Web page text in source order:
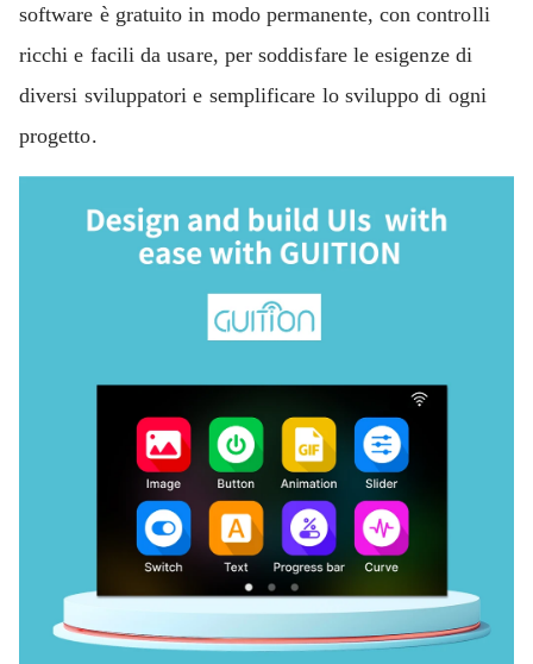
software è gratuito in modo permanente, con controlli
ricchi e facili da usare, per soddisfare le esigenze di
diversi sviluppatori e semplificare lo sviluppo di ogni
progetto.